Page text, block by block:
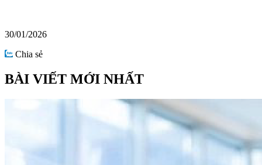
30/01/2026
Chia sẻ
BÀI VIẾT MỚI NHẤT